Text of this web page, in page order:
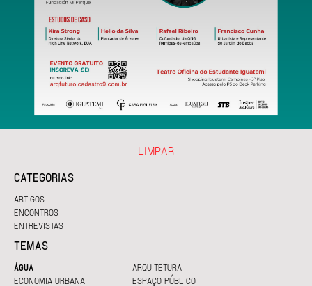
CATEGORIAS
ARTIGOS
ENCONTROS
ENTREVISTAS
TEMAS
ÁGUA
ARQUITETURA
ECONOMIA URBANA
ESPAÇO PÚBLICO
LIMPAR